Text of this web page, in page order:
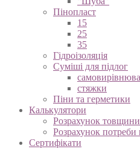
Пінопласт
15
25
35
Гідроізоляція
Суміші для підлог
стяжки
Піни та герметики
Калькулятори
Розрахунок
Розрахунок потреби
Сертифікати